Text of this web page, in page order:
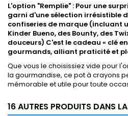
L'option "Remplie" : Pour une
garni d'une sélection irrésistible
confiseries de marque (incluant
Kinder Bueno, des Bounty, des
douceurs) C'est le cadeau « clé
gourmands, alliant praticité et
Que vous le choisissiez vide pour
la gourmandise, ce pot à crayons
mémorable et utile pour toute
16 AUTRES PRODUITS DANS